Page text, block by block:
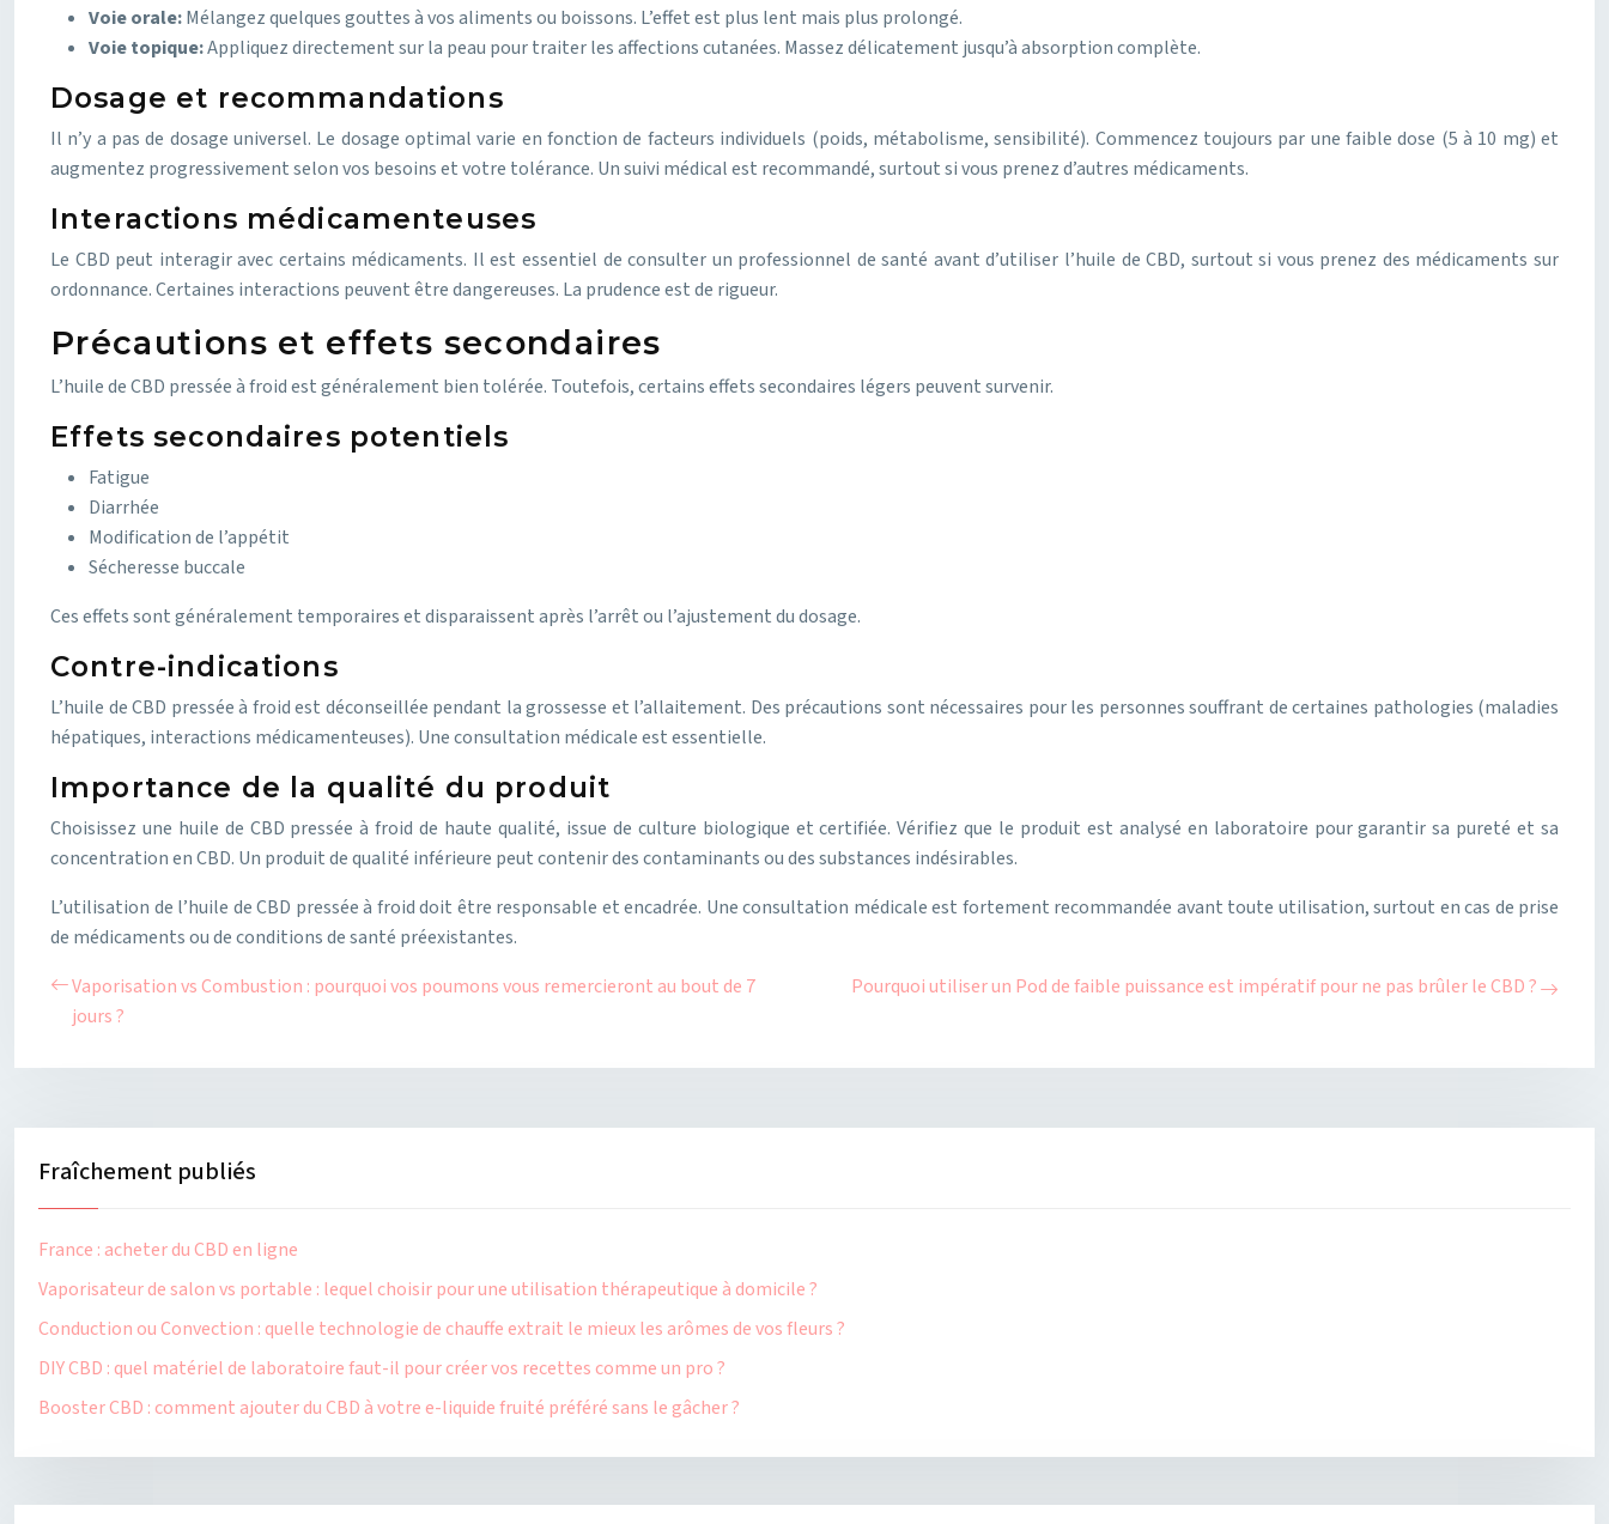
Voie orale:Mélangez quelques gouttes à vos aliments ou boissons. L’effet est plus lent mais plus prolongé.
Voie topique:Appliquez directement sur la peau pour traiter les affections cutanées. Massez délicatement jusqu’à absorption complète.
Dosage et recommandations
Il n’y a pas de dosage universel. Le dosage optimal varie en fonction de facteurs individuels (poids, métabolisme, sensibilité). Commencez toujours par une faible dose (5 à 10 mg) et
augmentez progressivement selon vos besoins et votre tolérance. Un suivi médical est recommandé, surtout si vous prenez d’autres médicaments.
Interactions médicamenteuses
Le CBD peut interagir avec certains médicaments. Il est essentiel de consulter un professionnel de santé avant d’utiliser l’huile de CBD, surtout si vous prenez des médicaments sur
ordonnance. Certaines interactions peuvent être dangereuses. La prudence est de rigueur.
Précautions et effets secondaires
L’huile de CBD pressée à froid est généralement bien tolérée. Toutefois, certains effets secondaires légers peuvent survenir.
Effets secondaires potentiels
Fatigue
Diarrhée
Modification de l’appétit
Sécheresse buccale
Ces effets sont généralement temporaires et disparaissent après l’arrêt ou l’ajustement du dosage.
Contre-indications
L’huile de CBD pressée à froid est déconseillée pendant la grossesse et l’allaitement. Des précautions sont nécessaires pour les personnes souffrant de certaines pathologies (maladies
hépatiques, interactions médicamenteuses). Une consultation médicale est essentielle.
Importance de la qualité du produit
Choisissez une huile de CBD pressée à froid de haute qualité, issue de culture biologique et certifiée. Vérifiez que le produit est analysé en laboratoire pour garantir sa pureté et sa
concentration en CBD. Un produit de qualité inférieure peut contenir des contaminants ou des substances indésirables.
L’utilisation de l’huile de CBD pressée à froid doit être responsable et encadrée. Une consultation médicale est fortement recommandée avant toute utilisation, surtout en cas de prise
de médicaments ou de conditions de santé préexistantes.
Vaporisation vs Combustion : pourquoi vos poumons vous remercieront au bout de 7
jours ?
Pourquoi utiliser un Pod de faible puissance est impératif pour ne pas brûler le CBD ?
Fraîchement publiés
France : acheter du CBD en ligne
Vaporisateur de salon vs portable : lequel choisir pour une utilisation thérapeutique à domicile ?
Conduction ou Convection : quelle technologie de chauffe extrait le mieux les arômes de vos fleurs ?
DIY CBD : quel matériel de laboratoire faut-il pour créer vos recettes comme un pro ?
Booster CBD : comment ajouter du CBD à votre e-liquide fruité préféré sans le gâcher ?